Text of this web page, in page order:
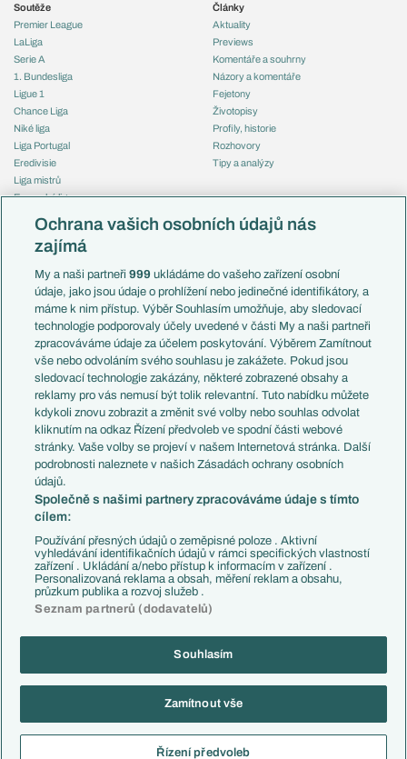
Soutěže
Premier League
LaLiga
Serie A
1. Bundesliga
Ligue 1
Chance Liga
Niké liga
Liga Portugal
Eredivisie
Liga mistrů
Evropská liga
Mistrovství světa
Liga národů
Témata
Představení týmů MS
EuroSkauting
PL v kostce
Evropské koeficienty
Přestupy
Přestupové spekulace
Zranění
Kluby
Arsenal FC
Chelsea FC
Manchester United
AC Milán
Juventus FC
Bayern Mnichov
FC Barcelona
Real Madrid
Články
Aktuality
Previews
Komentáře a souhrny
Názory a komentáře
Fejetony
Životopisy
Profily, historie
Rozhovory
Tipy a analýzy
Česko
Francie
Itálie
Německo
Španělsko
Argentina
Brazílie
Přestupy
Zápasy
Livescore
Tipovací soutěž
Copyright © 2001-2026 EuroFotbal.cz. Využíváme zpravodajství ČTK.
Informace o zpracování osobních údajů
Ochrana vašich osobních údajů nás
zajímá
My a naši partneři999 ukládáme do vašeho zařízení osobní
údaje, jako jsou údaje o prohlížení nebo jedinečné identifikátory, a
máme k nim přístup. Výběr Souhlasím umožňuje, aby sledovací
technologie podporovaly účely uvedené v části My a naši partneři
zpracováváme údaje za účelem poskytování. Výběrem Zamítnout
vše nebo odvoláním svého souhlasu je zakážete. Pokud jsou
sledovací technologie zakázány, některé zobrazené obsahy a
reklamy pro vás nemusí být tolik relevantní. Tuto nabídku můžete
kdykoli znovu zobrazit a změnit své volby nebo souhlas odvolat
kliknutím na odkaz Řízení předvoleb ve spodní části webové
stránky. Vaše volby se projeví v našem Internetová stránka. Další
podrobnosti naleznete v našich Zásadách ochrany osobních
údajů.
Společně s našimi partnery zpracováváme údaje s tímto
cílem:
Používání přesných údajů o zeměpisné poloze . Aktivní
vyhledávání identifikačních údajů v rámci specifických vlastností
zařízení . Ukládání a/nebo přístup k informacím v zařízení .
Personalizovaná reklama a obsah, měření reklam a obsahu,
průzkum publika a rozvoj služeb .
Seznam partnerů (dodavatelů)
Souhlasím
Zamítnout vše
Řízení předvoleb